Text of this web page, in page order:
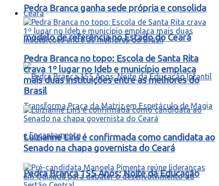
Pedra Branca ganha sede própria e consolida
modelo de referência no Estado do Ceará
Pedra Branca 155 Anos: Noite da Educação
Ceará
Pedra Branca no topo: Escola de Santa Rita
crava 1º lugar no Ideb e município emplaca
mais duas instituições entre as melhores do
Brasil
Luizianne Lins é confirmada como candidata ao
Senado na chapa governista do Ceará